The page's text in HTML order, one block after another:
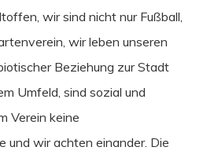
wir sind nicht nur Fußball,
wir leben unseren
Beziehung zur Stadt
Umfeld, sind sozial und
Verein keine
und wir achten einander. Die